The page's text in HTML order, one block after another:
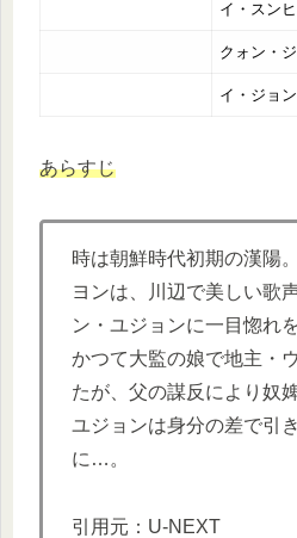
イ・スン
クォン・
イ・ジョ
あらすじ
時は朝鮮時代初期の漢陽
ヨンは、川辺で美しい歌
ン・ユジョンに一目惚れ
かつて大監の娘で地主・
たが、父の謀反により奴
ユジョンは身分の差で引
に…。
引用元：U-NEXT